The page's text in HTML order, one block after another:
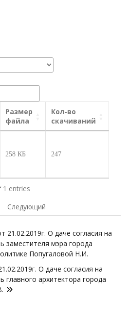
Размер
файла
Кол-во
скачиваний
258 КБ 247
1 entries
Следующий
21.02.2019г. О даче согласия на
заместителя мэра города
Попугаловой Н.И.
О даче согласия на
главного архитектора города